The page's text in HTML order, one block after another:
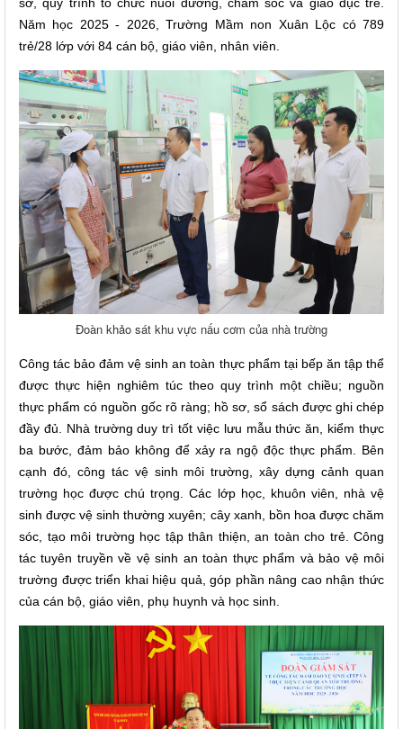
Năm học 2025 - 2026, Trường Mầm non Xuân Lộc có 789
trẻ/28 lớp với 84 cán bộ, giáo viên, nhân viên.
Đoàn khảo sát khu vực nấu cơm của nhà trường
Công tác bảo đảm vệ sinh an toàn thực phẩm tại bếp ăn tập thể
được thực hiện nghiêm túc theo quy trình một chiều; nguồn
thực phẩm có nguồn gốc rõ ràng; hồ sơ, sổ sách được ghi chép
đầy đủ. Nhà trường duy trì tốt việc lưu mẫu thức ăn, kiểm thực
ba bước, đảm bảo không để xảy ra ngộ độc thực phẩm. Bên
cạnh đó, công tác vệ sinh môi trường, xây dựng cảnh quan
trường học được chú trọng. Các lớp học, khuôn viên, nhà vệ
sinh được vệ sinh thường xuyên; cây xanh, bồn hoa được chăm
sóc, tạo môi trường học tập thân thiện, an toàn cho trẻ. Công
tác tuyên truyền về vệ sinh an toàn thực phẩm và bảo vệ môi
trường được triển khai hiệu quả, góp phần nâng cao nhận thức
của cán bộ, giáo viên, phụ huynh và học sinh.